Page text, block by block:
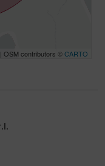
| OSM contributors ©CARTO